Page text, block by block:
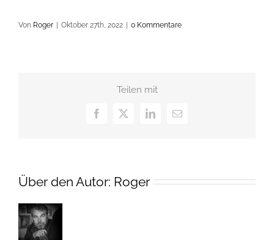
Von Roger Oktober 27th, 2022 0 Kommentare
Teilen mit
Facebook
X LinkedIn
E-
Über den Autor: Roger